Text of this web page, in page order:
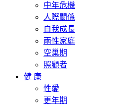
中年危機
人際關係
自我成長
兩性家庭
空巢期
照顧者
健 康
性愛
更年期